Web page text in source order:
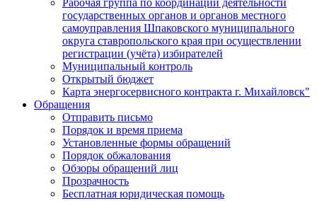
Рабочая группа по координации деятельности
государственных органов и органов местного
самоуправления Шпаковского муниципального
округа ставропольского края при осуществлении
регистрации (учёта) избирателей
Муниципальный контроль
Открытый бюджет
Карта энергосервисного контракта г. Михайловск"
Обращения
Отправить письмо
Порядок и время приема
Установленные формы обращений
Порядок обжалования
Обзоры обращений лиц
Прозрачность
Бесплатная юридическая помощь